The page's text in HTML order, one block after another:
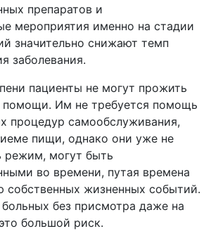
препаратов и
мероприятия именно на стадии
значительно снижают темп
заболевания.
пациенты не могут прожить
помощи. Им не требуется помощь
процедур самообслуживания,
пищи, однако они уже не
режим, могут быть
во времени, путая времена
собственных жизненных событий.
без присмотра даже на
большой риск.